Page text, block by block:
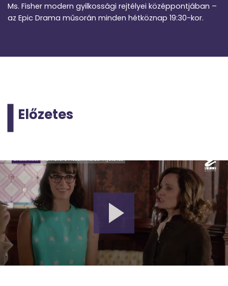
Ms. Fisher modern gyilkossági rejtélyei középpontjában –
az Epic Drama műsorán minden hétköznap 19:30-kor.
Előzetes